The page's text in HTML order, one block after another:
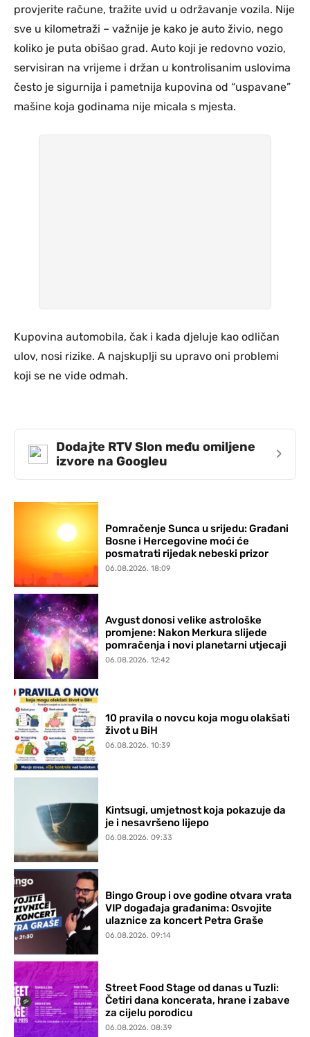
provjerite račune, tražite uvid u održavanje vozila. Nije
sve u kilometraži – važnije je kako je auto živio, nego
koliko je puta obišao grad. Auto koji je redovno vozio,
servisiran na vrijeme i držan u kontrolisanim uslovima
često je sigurnija i pametnija kupovina od “uspavane”
mašine koja godinama nije micala s mjesta.
Kupovina automobila, čak i kada djeluje kao odličan
ulov, nosi rizike. A najskuplji su upravo oni problemi
koji se ne vide odmah.
Dodajte RTV Slon među omiljene
izvore na Googleu
›
Pomračenje Sunca u srijedu: Građani
Bosne i Hercegovine moći će
posmatrati rijedak nebeski prizor
06.08.2026. 18:09
Avgust donosi velike astrološke
promjene: Nakon Merkura slijede
pomračenja i novi planetarni utjecaji
06.08.2026. 12:42
10 pravila o novcu koja mogu olakšati
život u BiH
06.08.2026. 10:39
Kintsugi, umjetnost koja pokazuje da
je i nesavršeno lijepo
06.08.2026. 09:33
Bingo Group i ove godine otvara vrata
VIP događaja građanima: Osvojite
ulaznice za koncert Petra Graše
06.08.2026. 09:14
Street Food Stage od danas u Tuzli:
Četiri dana koncerata, hrane i zabave
za cijelu porodicu
06.08.2026. 08:39